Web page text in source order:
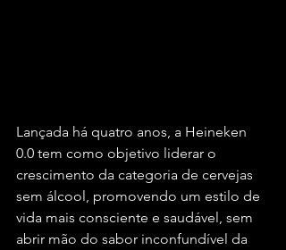
Lançada há quatro anos, a Heineken
0.0 tem como objetivo liderar o
crescimento da categoria de cervejas
sem álcool, promovendo um estilo de
vida mais consciente e saudável, sem
abrir mão do sabor inconfundível da